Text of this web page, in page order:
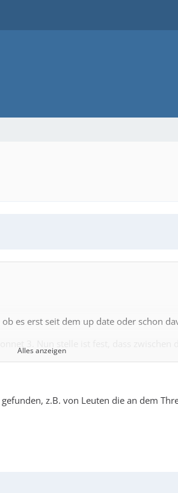
es erst seit dem up date oder schon
Man will nun weiter
werde.
Alles anzeigen
z.B. von Leuten die an dem